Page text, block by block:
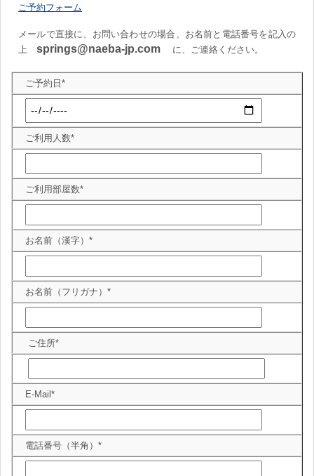
ご予約フォーム
メールで直接に、お問い合わせの場合、お名前と電話番号を記入の
上 springs@naeba-jp.com に、ご連絡ください。
ご予約日*
ご利用人数*
ご利用部屋数*
お名前（漢字）*
お名前（フリガナ）*
ご住所*
E-Mail*
電話番号（半角）*